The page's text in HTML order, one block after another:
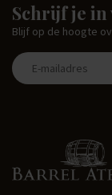
Schrijf je
Blijf op de hoogte